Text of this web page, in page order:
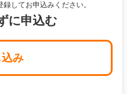
してお申込みください。
に申込む
み